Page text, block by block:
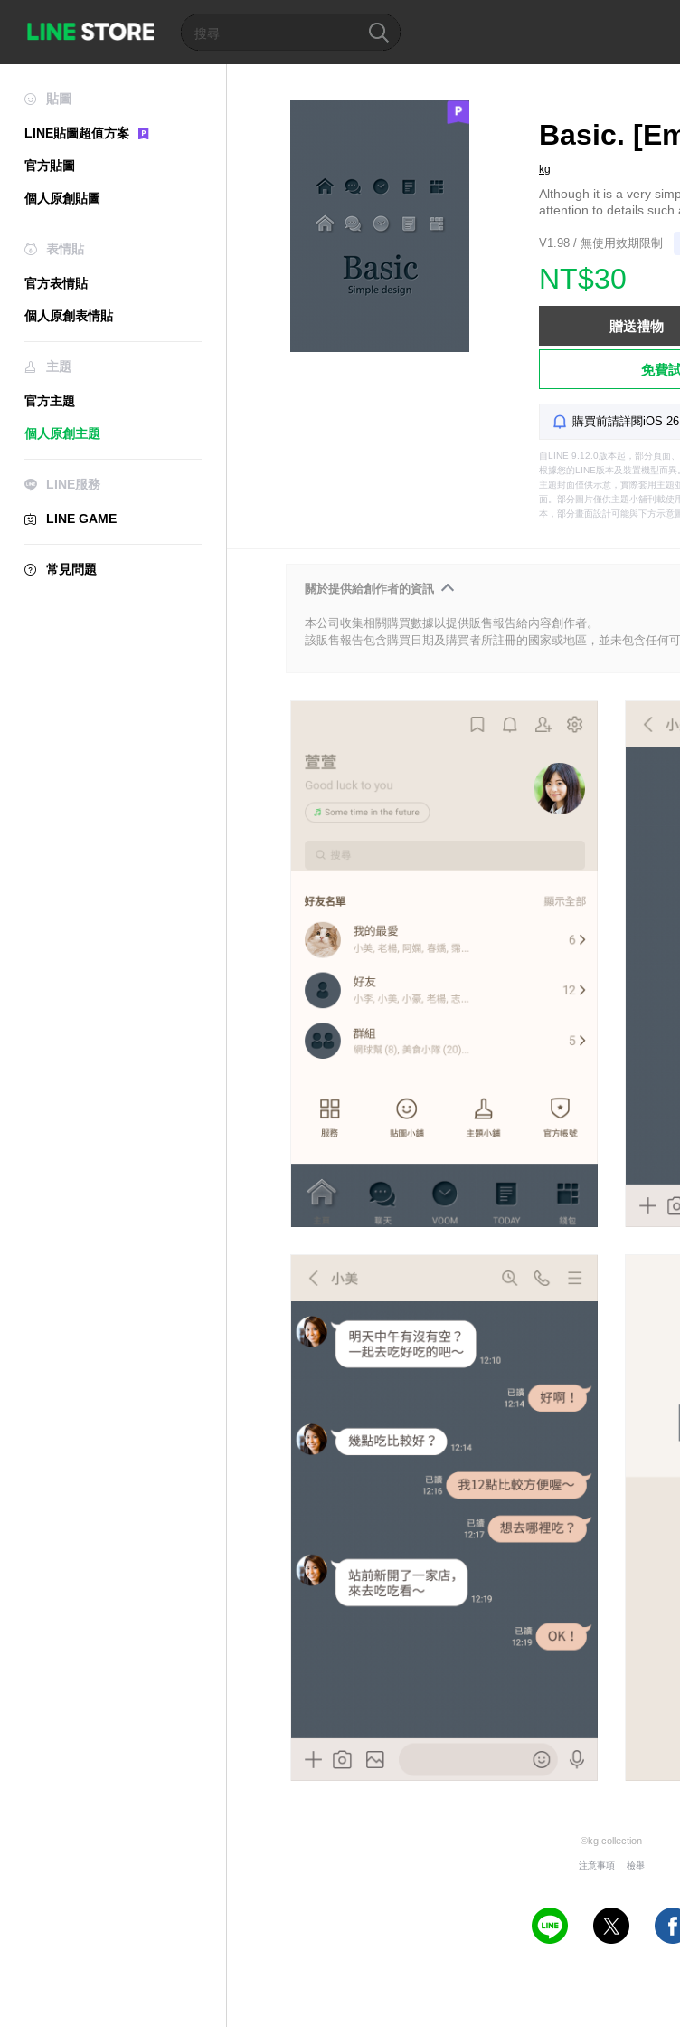
貼圖
LINE貼圖超值方案
官方貼圖
個人原創貼圖
表情貼
官方表情貼
個人原創表情貼
主題
官方主題
個人原創主題
LINE服務
LINE GAME
常見問題
Basic.
kg
Although it is a very
attention to details such
V1.98 / 無使用效期限制
NT$30
贈送禮物
免費
購買前請詳閱iOS
自LINE 9.12.0版本起，部分頁面
根據您的LINE版本及裝置機型而
主題封面僅供示意，實際套用主題
面。部分圖片僅供主題小舖刊載使
本，部分畫面設計可能與下方示意
關於提供給創作者的資訊
本公司收集相關購買數據以提供販售報告給內容創作者。
該販售報告包含購買日期及購買者所註冊的國家或地區，並未包含任何可
©kg.collection
注意事項 檢舉